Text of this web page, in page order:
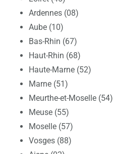
Ardennes (08)
Aube (10)
Bas-Rhin (67)
Haut-Rhin (68)
Haute-Marne (52)
Marne (51)
Meurthe-et-Moselle (54)
Meuse (55)
Moselle (57)
Vosges (88)